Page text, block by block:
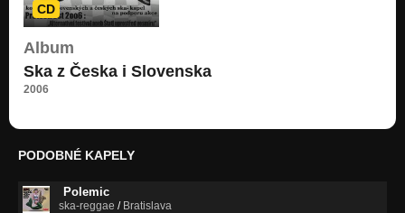
CD
Album
Ska z Česka i Slovenska
2006
PODOBNÉ KAPELY
Polemic
ska-reggae / Bratislava